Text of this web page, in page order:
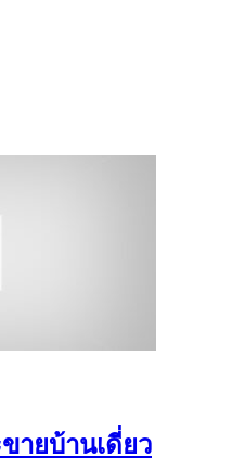
ายบ้านเดี่ยว